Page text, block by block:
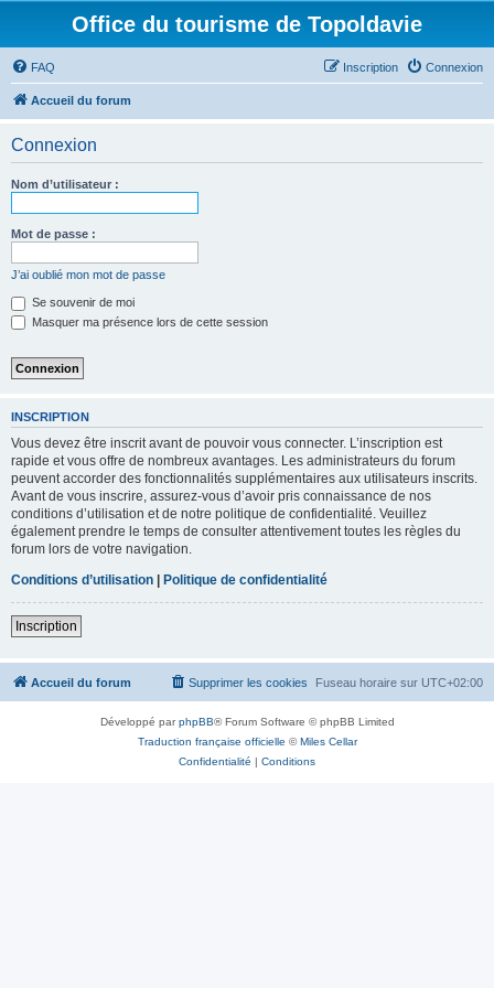
Office du tourisme de Topoldavie
FAQ Connexion
Inscription
Accueil du forum
Connexion
Nom d’utilisateur :
Mot de passe :
J’ai oublié mon mot de passe
Se souvenir de moi
Masquer ma présence lors de cette session
INSCRIPTION
Vous devez être inscrit avant de pouvoir vous connecter. L’inscription est
rapide et vous offre de nombreux avantages. Les administrateurs du forum
peuvent accorder des fonctionnalités supplémentaires aux utilisateurs inscrits.
Avant de vous inscrire, assurez-vous d’avoir pris connaissance de nos
conditions d’utilisation et de notre politique de confidentialité. Veuillez
également prendre le temps de consulter attentivement toutes les règles du
forum lors de votre navigation.
Conditions d’utilisation | Politique de confidentialité
Inscription
Accueil du forum Fuseau horaire sur UTC+02:00
Supprimer les cookies
Développé parphpBB® Forum Software © phpBB Limited
Traduction française officielle ©Miles Cellar
Confidentialité | Conditions